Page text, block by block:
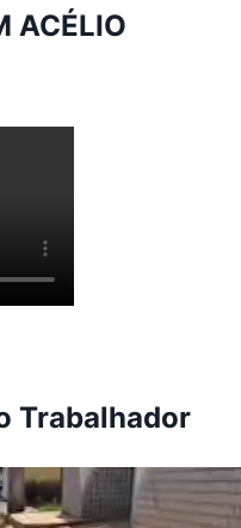
ACÉLIO
Trabalhador